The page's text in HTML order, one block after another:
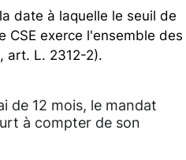
date à laquelle le seuil de
CSE exerce l'ensemble des
art. L. 2312-2).
de 12 mois, le mandat
à compter de son